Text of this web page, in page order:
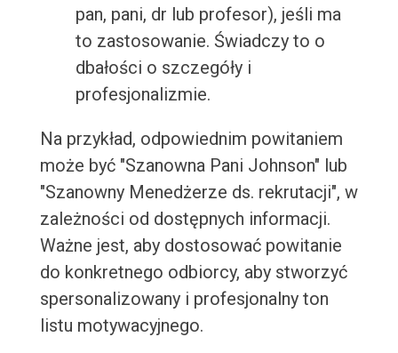
pan, pani, dr lub profesor), jeśli ma
to zastosowanie. Świadczy to o
dbałości o szczegóły i
profesjonalizmie.
Na przykład, odpowiednim powitaniem
może być "Szanowna Pani Johnson" lub
"Szanowny Menedżerze ds. rekrutacji", w
zależności od dostępnych informacji.
Ważne jest, aby dostosować powitanie
do konkretnego odbiorcy, aby stworzyć
spersonalizowany i profesjonalny ton
listu motywacyjnego.